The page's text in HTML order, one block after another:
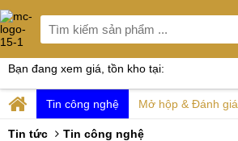
Bạn đang xem giá, tồn kho tại:
Tin công nghệ Mở hộp & Đánh giá
Tin tức Tin công nghệ